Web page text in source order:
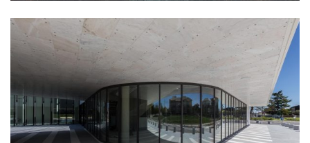
culture enseignement équipement